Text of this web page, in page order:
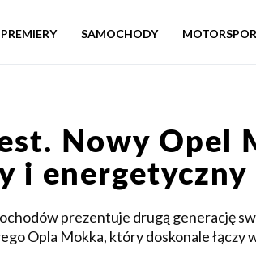
PREMIERY SAMOCHODY
Nowy Opel
i energetyczny
prezentuje drugą generację
Opla Mokka, który doskonale łączy